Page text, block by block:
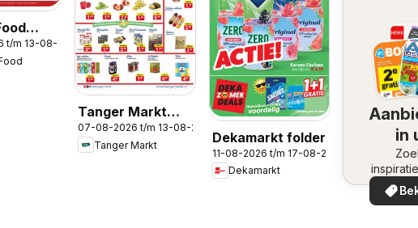
t/m 13-08-2026
Tanger Markt
folder
07-08-2026 t/m 13-08-2026
Tanger Markt
Dekamarkt folder
11-08-2026 t/m 17-08-2026
Dekamarkt
in
de
in uw